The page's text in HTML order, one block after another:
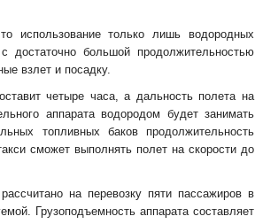
использование только лишь водородных
достаточно большой продолжительностью
взлет и посадку.
четыре часа, а дальность полета на
аппарата водородом будет занимать
топливных баков продолжительность
сможет выполнять полет на скорости до
на перевозку пяти пассажиров в
Грузоподъемность аппарата составляет